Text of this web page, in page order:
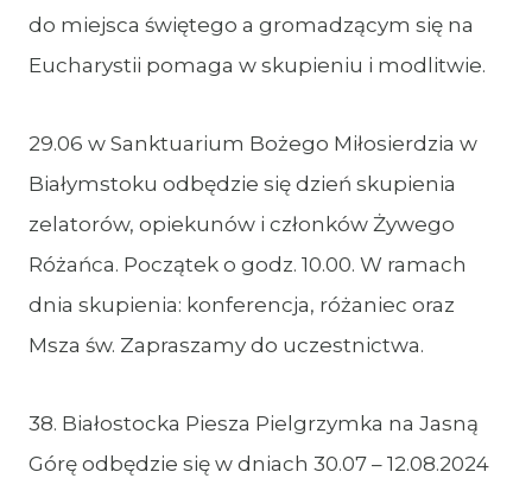
do miejsca świętego a gromadzącym się na
Eucharystii pomaga w skupieniu i modlitwie.
29.06 w Sanktuarium Bożego Miłosierdzia w
Białymstoku odbędzie się dzień skupienia
zelatorów, opiekunów i członków Żywego
Różańca. Początek o godz. 10.00. W ramach
dnia skupienia: konferencja, różaniec oraz
Msza św. Zapraszamy do uczestnictwa.
38. Białostocka Piesza Pielgrzymka na Jasną
Górę odbędzie się w dniach 30.07 – 12.08.2024